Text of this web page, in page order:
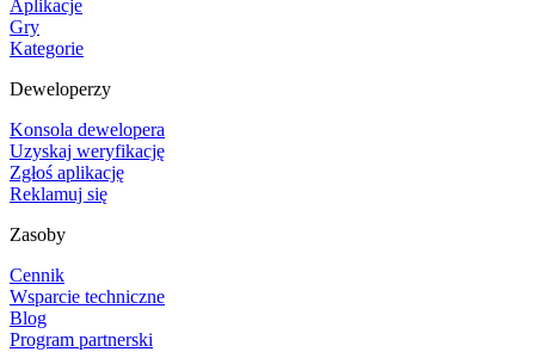
Aplikacje
Gry
Kategorie
Deweloperzy
Konsola dewelopera
Uzyskaj weryfikację
Zgłoś aplikację
Reklamuj się
Zasoby
Cennik
Wsparcie techniczne
Blog
Program partnerski